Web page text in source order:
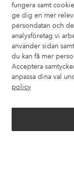
fungera samt
ge dig en mer
persondatan och
analysföretag vi
använder sidan
du kan få mer
Acceptera
anpassa dina val
policy
Kundservice
Mina sidor
Om Ellos
Villkor